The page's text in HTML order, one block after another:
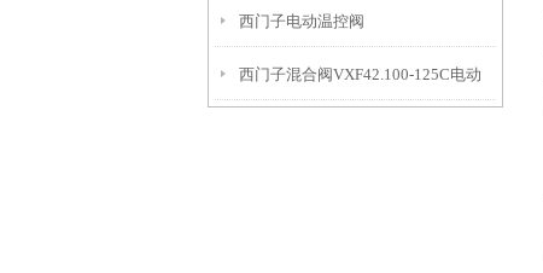
指导
西门子电动温控阀
VVF42.125KC+SKC62接线
西门子混合阀VXF42.100-125C电动